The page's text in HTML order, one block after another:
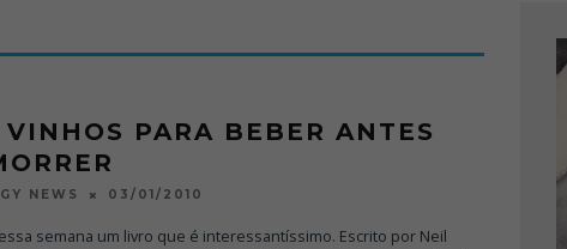
VINHOS PARA BEBER ANTES
NEWS 03/01/2010
semana um livro que é interessantíssimo. Escrito por Neil